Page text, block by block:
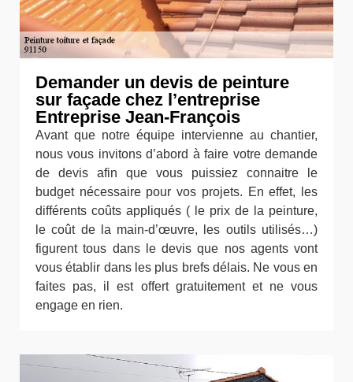
Demander un devis de peinture
sur façade chez l’entreprise
Entreprise Jean-François
Avant que notre équipe intervienne au chantier,
nous vous invitons d’abord à faire votre demande
de devis afin que vous puissiez connaitre le
budget nécessaire pour vos projets. En effet, les
différents coûts appliqués ( le prix de la peinture,
le coût de la main-d’œuvre, les outils utilisés…)
figurent tous dans le devis que nos agents vont
vous établir dans les plus brefs délais. Ne vous en
faites pas, il est offert gratuitement et ne vous
engage en rien.